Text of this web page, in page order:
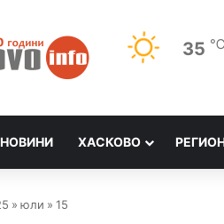
35
НОВИНИ ХАСКОВО
» юли » 15